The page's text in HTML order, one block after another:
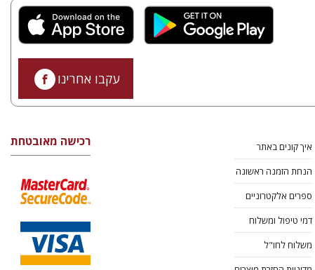
עקבו אחרינו
איך קונים באתר
הנחת הזמנה ראשונה
ספרים אלקטרוניים
דמי טיפול ומשלוח
משלוח לחו"ל
רכישה מאובטחת